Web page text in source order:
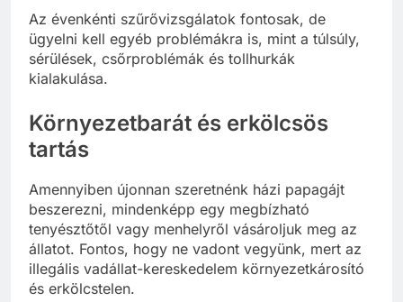
Az évenkénti szűrővizsgálatok fontosak, de
ügyelni kell egyéb problémákra is, mint a túlsúly,
sérülések, csőrproblémák és tollhurkák
kialakulása.
Környezetbarát és erkölcsös
tartás
Amennyiben újonnan szeretnénk házi papagájt
beszerezni, mindenképp egy megbízható
tenyésztőtől vagy menhelyről vásároljuk meg az
állatot. Fontos, hogy ne vadont vegyünk, mert az
illegális vadállat-kereskedelem környezetkárosító
és erkölcstelen.